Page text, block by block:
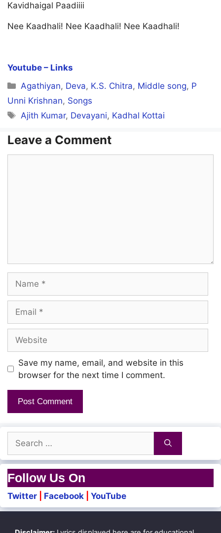
Kavidhaigal Paadiiii
Nee Kaadhali! Nee Kaadhali! Nee Kaadhali!
Youtube – Links
Categories
Agathiyan, Deva, K.S. Chitra, Middle song, P
Unni Krishnan, Songs
Tags
Ajith Kumar, Devayani, Kadhal Kottai
Leave a Comment
Save my name, email, and website in this
browser for the next time I comment.
for:
Follow Us On
Twitter Facebook YouTube